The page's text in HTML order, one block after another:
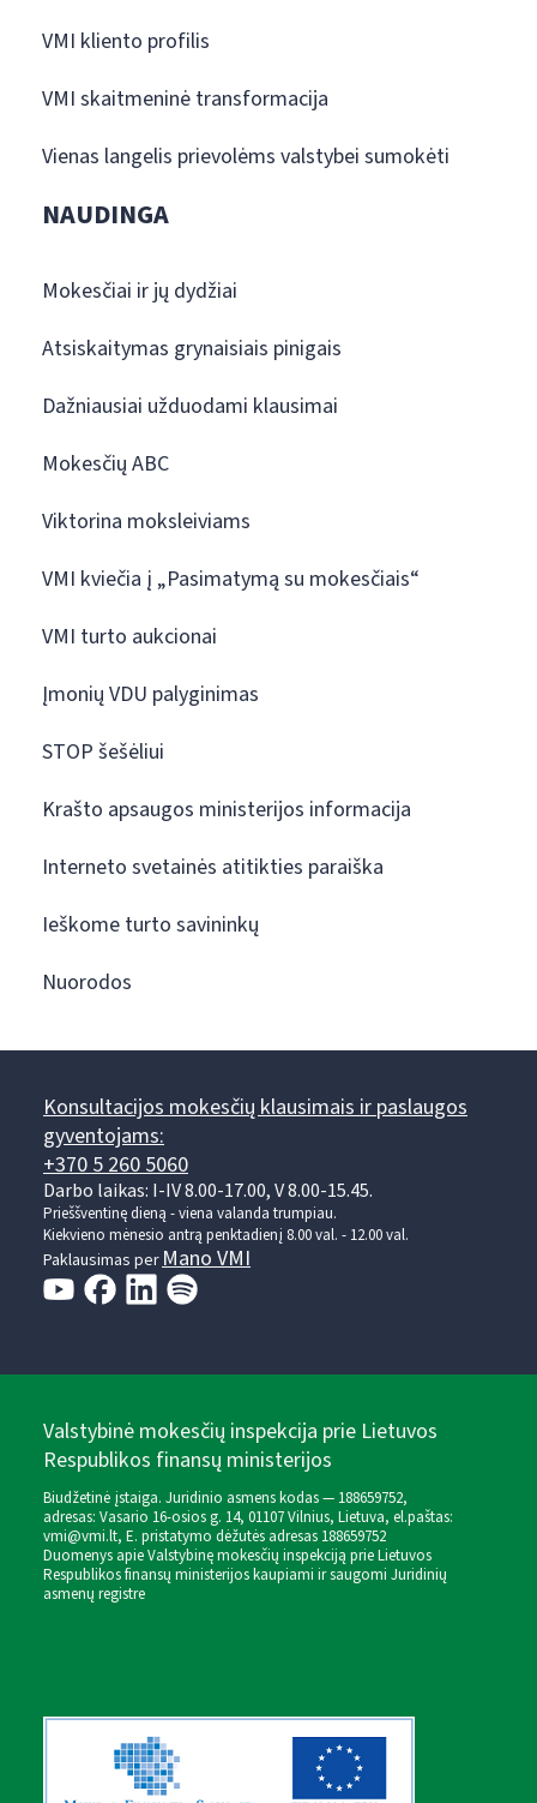
VMI kliento profilis
VMI skaitmeninė transformacija
Vienas langelis prievolėms valstybei sumokėti
NAUDINGA
Mokesčiai ir jų dydžiai
Atsiskaitymas grynaisiais pinigais
Dažniausiai užduodami klausimai
Mokesčių ABC
Viktorina moksleiviams
VMI kviečia į „Pasimatymą su mokesčiais“
VMI turto aukcionai
Įmonių VDU palyginimas
STOP šešėliui
Krašto apsaugos ministerijos informacija
Interneto svetainės atitikties paraiška
Ieškome turto savininkų
Nuorodos
Konsultacijos mokesčių klausimais ir paslaugos
gyventojams:
+370 5 260 5060
Darbo laikas: I-IV 8.00-17.00, V 8.00-15.45.
Prieššventinę dieną - viena valanda trumpiau.
Kiekvieno mėnesio antrą penktadienį 8.00 val. - 12.00 val.
Paklausimas perMano VMI
Valstybinė mokesčių inspekcija prie Lietuvos
Respublikos finansų ministerijos
Biudžetinė įstaiga. Juridinio asmens kodas — 188659752,
adresas: Vasario 16-osios g. 14, 01107 Vilnius, Lietuva, el.paštas:
vmi@vmi.lt, E. pristatymo dėžutės adresas 188659752
Duomenys apie Valstybinę mokesčių inspekciją prie Lietuvos
Respublikos finansų ministerijos kaupiami ir saugomi Juridinių
asmenų registre